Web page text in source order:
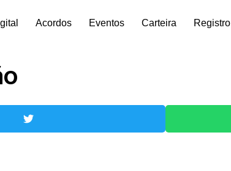
Acordos Eventos Carteira Registro